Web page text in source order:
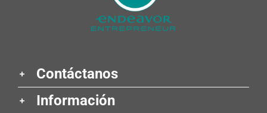
Contáctanos
Información